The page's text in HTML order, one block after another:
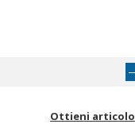
Ottieni articolo